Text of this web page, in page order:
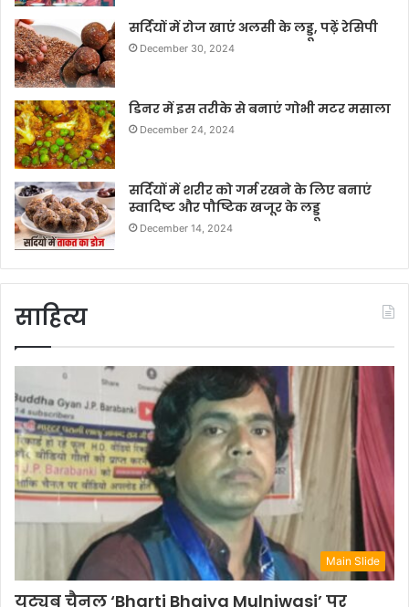
सर्दियों में रोज खाएं अलसी के लड्डू, पढ़ें रेसिपी
December 30, 2024
डिनर में इस तरीके से बनाएं गोभी मटर मसाला
December 24, 2024
सर्दियों में शरीर को गर्म रखने के लिए बनाएं
स्वादिष्ट और पौष्टिक खजूर के लड्डू
December 14, 2024
साहित्य
Main Slide
यूट्यूब चैनल ‘Bharti Bhaiya Mulniwasi’ पर